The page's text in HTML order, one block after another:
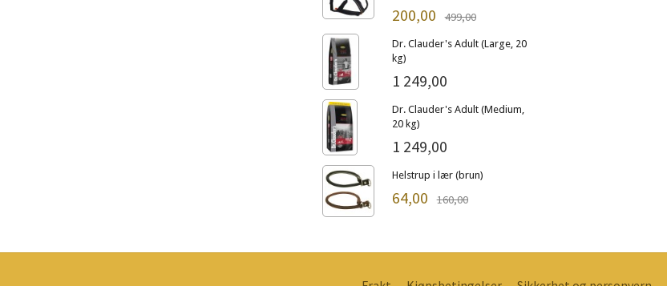
200,00 499,00
Dr. Clauder's Adult (Large, 20
kg)
1 249,00
Dr. Clauder's Adult (Medium,
20 kg)
1 249,00
Helstrup i lær (brun)
64,00 160,00